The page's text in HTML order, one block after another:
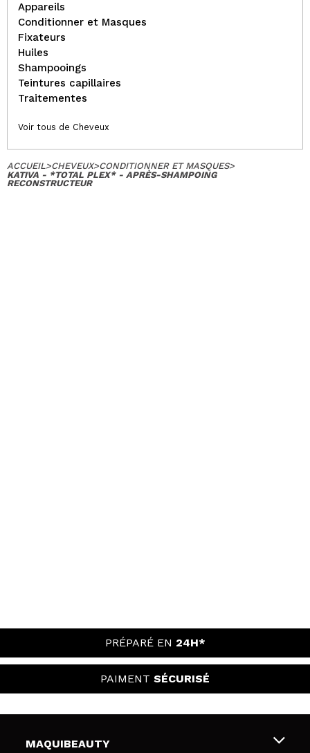
Appareils
Conditionner et Masques
Fixateurs
Huiles
Shampooings
Teintures capillaires
Traitementes
Voir tous de Cheveux
ACCUEIL>CHEVEUX>CONDITIONNER ET MASQUES>
KATIVA - *TOTAL PLEX* - APRÈS-SHAMPOING
RECONSTRUCTEUR
PRÉPARÉ EN 24H*
PAIMENT SÉCURISÉ
MAQUIBEAUTY